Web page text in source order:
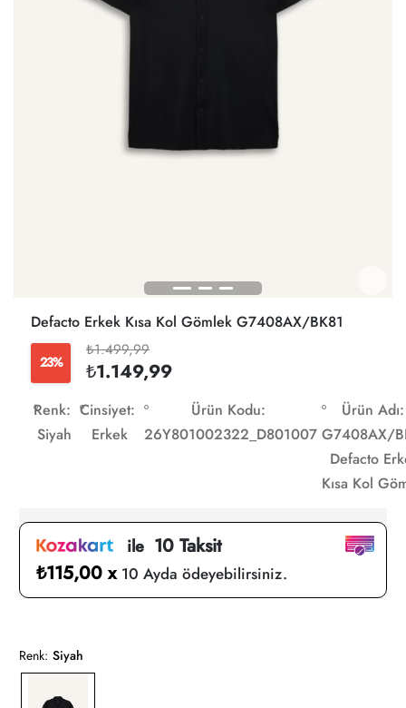
Defacto Erkek Kısa Kol Gömlek G7408AX/BK81
23%
₺1.499,99
₺1.149,99
Renk:
Siyah
Cinsiyet:
Erkek
Ürün Kodu:
26Y801002322_D801007
Ürün Adı:
G7408AX/
Defacto
Kısa Kol
ile10 Taksit
₺115,00 x 10 Ayda ödeyebilirsiniz.
Renk: Siyah